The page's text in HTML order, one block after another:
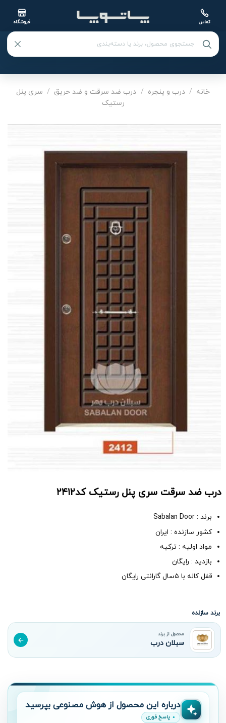
تماس فروشگاه
خانه / درب و پنجره / درب ضد سرقت و ضد حریق / سری پنل
رستیک
درب ضد سرقت سری پنل رستیک کد۲۴۱۲
برند : Sabalan Door
کشور سازنده : ایران
مواد اولیه : ترکیه
بازدید : رایگان
قفل کاله با ۵سال گارانتی رایگان
برند سازنده
محصول از برند
سبلان درب
درباره این محصول از هوش مصنوعی بپرسید
پاسخ فوری